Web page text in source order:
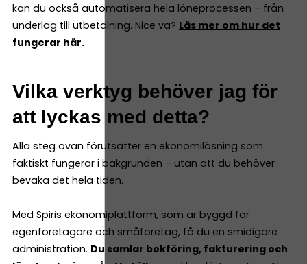
kan du också automatisera hela löneprocessen – från
underlag till utbetalning. Nice va? Läs mer om hur det
fungerar här.
Vilka verktyg behöver jag för
att lyckas med detta?
Alla steg ovan förutsätter en ekonomilösning som
faktiskt fungerar i bakgrunden – utan att du behöver
bevaka det hela tiden.
Med Spiris ekonomiplattform, som är byggd för
egenföretagare och småföretag, få du en smidigare
administration. Du samlar bokföring, fakturering och